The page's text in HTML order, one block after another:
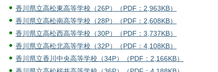
香川県立高松東高等学校（26P）（PDF：2,963KB）
香川県立高松南高等学校（28P）（PDF：2,608KB）
香川県立高松西高等学校（30P）（PDF：3,737KB）
香川県立高松北高等学校（32P）（PDF：4,108KB）
香川県立香川中央高等学校（34P）（PDF：2,166KB）